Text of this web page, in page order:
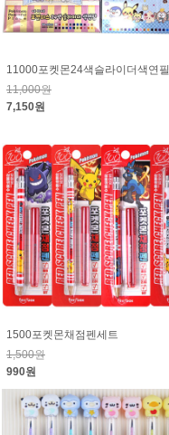
11000포켓몬24색슬라이더색연필
11,000원
7,150원
1500포켓몬채점펜세트
1,500원
990원